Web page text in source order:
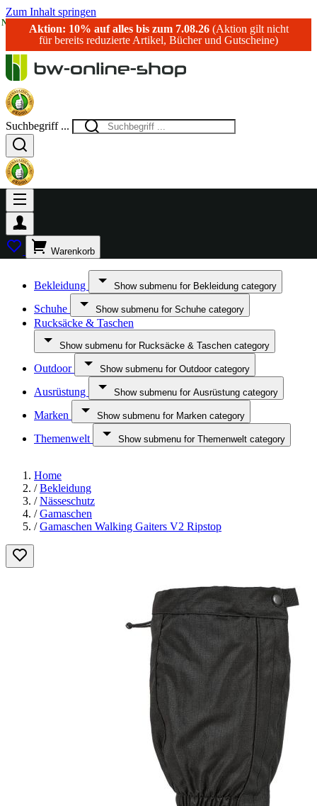
Zum Inhalt springen
Aktion: 10% auf alles bis zum 7.08.26(Aktion gilt nicht
für bereits reduzierte Artikel, Bücher und Gutscheine)
Suchbegriff ...
Warenkorb
Bekleidung Show submenu for Bekleidung category
Schuhe Show submenu for Schuhe category
Rucksäcke & Taschen
Show submenu for Rucksäcke & Taschen category
Outdoor Show submenu for Outdoor category
Ausrüstung Show submenu for Ausrüstung category
Marken Show submenu for Marken category
Themenwelt Show submenu for Themenwelt category
Home
/ Bekleidung
/ Nässeschutz
/ Gamaschen
/ Gamaschen Walking Gaiters V2 Ripstop
NEU!